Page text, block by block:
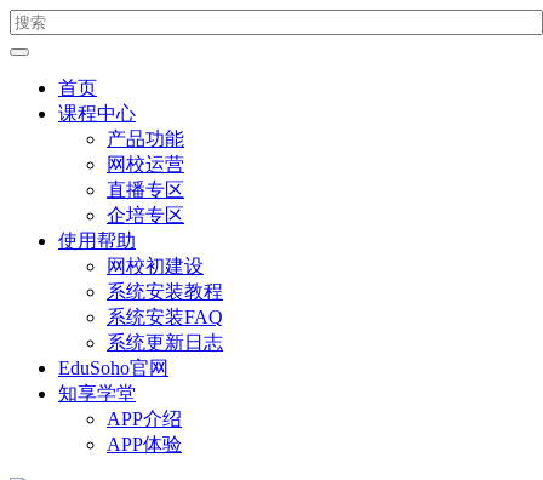
首页
课程中心
产品功能
网校运营
直播专区
企培专区
使用帮助
网校初建设
系统安装教程
系统安装FAQ
系统更新日志
EduSoho官网
知享学堂
APP介绍
APP体验